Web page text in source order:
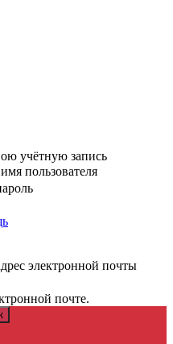
учётную запись
пользователя
электронной почты
почте.